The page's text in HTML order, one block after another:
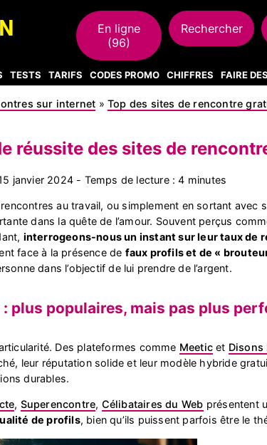
En ligne
(96)
Rechercher
TESTS TARIFS CODES PROMO CHIFFRES FAIRE
sur internet »Top des sites de rencontre
réussite des sites de
janvier 2024 - Temps de lecture : 4 minutes
au travail, ou simplement en sortant avec
dans la quête de l’amour. Souvent perçus
interrogeons-nous un instant sur leur taux de
face à la présence de faux profils et de «
dans l’objectif de lui prendre de l’argent.
plus populaires, mais pas plus
Des plateformes comme Meetic et Disons
leur réputation solide et leur modèle hybride
durables.
, Superencontre, Célibataires du Web présentent
de profils, bien qu’ils puissent parfois être le